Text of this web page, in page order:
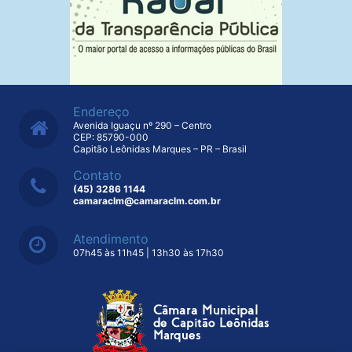
Endereço
Avenida Iguaçu nº 290 – Centro
CEP: 85790-000
Capitão Leônidas Marques – PR – Brasil
Contato
(45) 3286 1144
camaraclm@camaraclm.com.br
Atendimento
07h45 às 11h45 | 13h30 às 17h30